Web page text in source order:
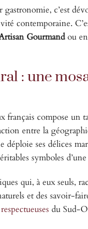
gastronomie, c’est
contemporaine.
Gourmandou
: une
français compose
entre la
ses délices
symboles
qui, à eux seuls,
et des savoir-
du Sud-